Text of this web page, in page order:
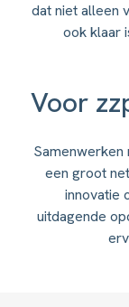
dat niet alleen
ook klaar
Voor
een groot
innovatie
uitdagende